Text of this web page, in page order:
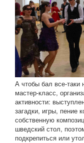
А чтобы бал все-таки
мастер-класс,
активности:
загадки, игры, пение
собственную
шведский стол,
подкрепиться или